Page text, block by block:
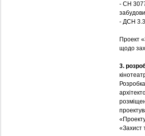
- СН
- ДСН
Проект
щодо
3.
«Захист